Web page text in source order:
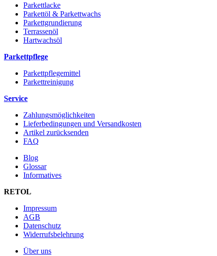
Parkettlacke
Parkettöl & Parkettwachs
Parkettgrundierung
Terrassenöl
Hartwachsöl
Parkettpflege
Parkettpflegemittel
Parkettreinigung
Service
Zahlungsmöglichkeiten
Lieferbedingungen und Versandkosten
Artikel zurücksenden
FAQ
Blog
Glossar
Informatives
RETOL
Impressum
AGB
Datenschutz
Widerrufsbelehrung
Über uns